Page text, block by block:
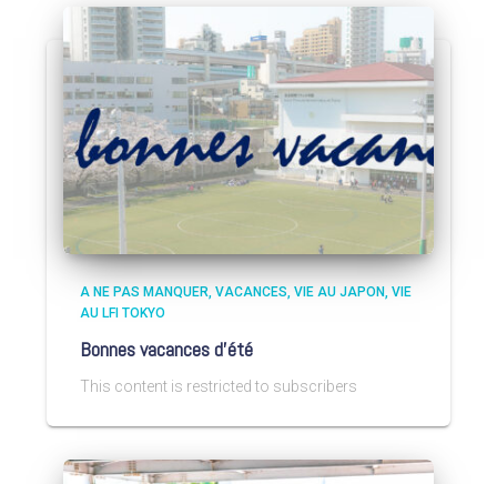
A NE PAS MANQUER VACANCES VIE AU JAPON VIE
AU LFI TOKYO
Bonnes vacances d’été
This content is restricted to subscribers